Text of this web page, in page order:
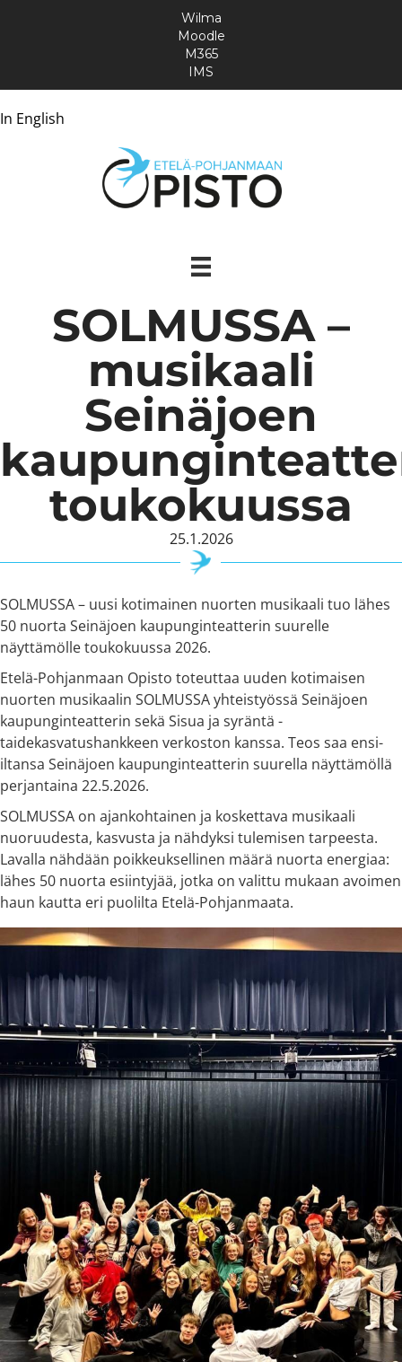
In English
Wilma
Moodle
M365
IMS
SOLMUSSA –
musikaali
Seinäjoen
toukokuussa
25.1.2026
SOLMUSSA – uusi kotimainen nuorten musikaali tuo lähes
50 nuorta Seinäjoen kaupunginteatterin suurelle
näyttämölle toukokuussa 2026.
Etelä-Pohjanmaan Opisto toteuttaa uuden kotimaisen
nuorten musikaalin SOLMUSSA yhteistyössä Seinäjoen
kaupunginteatterin sekä Sisua ja syräntä -
taidekasvatushankkeen verkoston kanssa. Teos saa ensi-
iltansa Seinäjoen kaupunginteatterin suurella näyttämöllä
perjantaina 22.5.2026.
SOLMUSSA on ajankohtainen ja koskettava musikaali
nuoruudesta, kasvusta ja nähdyksi tulemisen tarpeesta.
Lavalla nähdään poikkeuksellinen määrä nuorta energiaa:
lähes 50 nuorta esiintyjää, jotka on valittu mukaan avoimen
haun kautta eri puolilta Etelä-Pohjanmaata.